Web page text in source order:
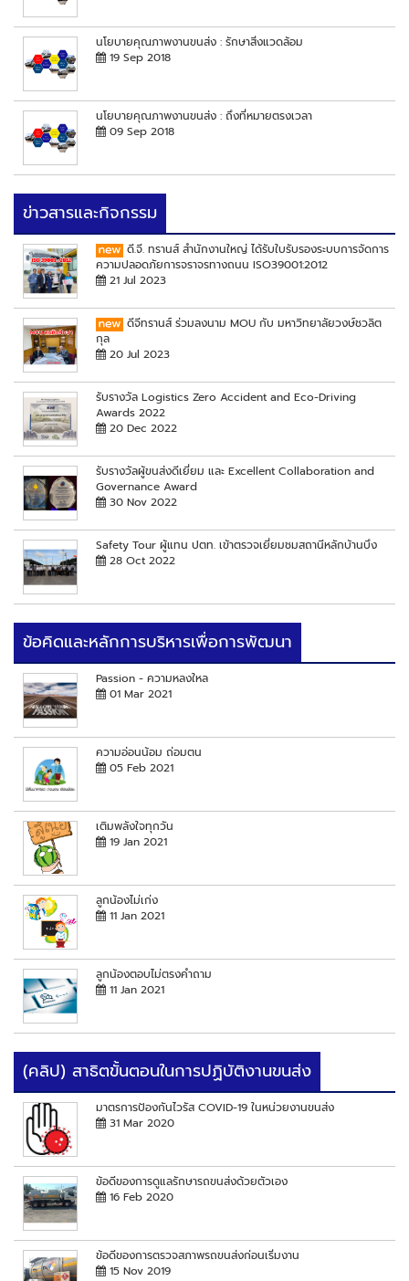
นโยบายคุณภาพงานขนส่ง : รักษาสิ่งแวดล้อม
19 Sep 2018
นโยบายคุณภาพงานขนส่ง : ถึงที่หมายตรงเวลา
09 Sep 2018
ข่าวสารและกิจกรรม
ดี.จี. ทรานส์ สำนักงานใหญ่ ได้รับใบรับรองระบบการจัดการ
ความปลอดภัยการจราจรทางถนน ISO39001:2012
21 Jul 2023
ดีจีทรานส์ ร่วมลงนาม MOU กับ มหาวิทยาลัยวงษ์ชวลิต
กุล
20 Jul 2023
รับรางวัล Logistics Zero Accident and Eco-Driving
Awards 2022
20 Dec 2022
รับรางวัลผู้ขนส่งดีเยี่ยม และ Excellent Collaboration and
Governance Award
30 Nov 2022
Safety Tour ผู้แทน ปตท. เข้าตรวจเยี่ยมชมสถานีหลักบ้านบึง
28 Oct 2022
ข้อคิดและหลักการบริหารเพื่อการพัฒนา
Passion - ความหลงใหล
01 Mar 2021
ความอ่อนน้อม ถ่อมตน
05 Feb 2021
เติมพลังใจทุกวัน
19 Jan 2021
ลูกน้องไม่เก่ง
11 Jan 2021
ลูกน้องตอบไม่ตรงคำถาม
11 Jan 2021
(คลิป) สาธิตขั้นตอนในการปฏิบัติงานขนส่ง
มาตรการป้องกันไวรัส COVID-19 ในหน่วยงานขนส่ง
31 Mar 2020
ข้อดีของการดูแลรักษารถขนส่งด้วยตัวเอง
16 Feb 2020
ข้อดีของการตรวจสภาพรถขนส่งก่อนเริ่มงาน
15 Nov 2019